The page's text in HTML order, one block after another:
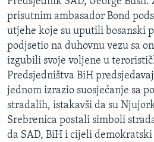
prisutnim ambasador Bond
utjehe koje su uputili bosanski
podjsetio na duhovnu vezu sa
izgubili svoje voljene u
Predsjedništva BiH
jednom izrazio suosjećanje sa
stradalih, istakavši da su
Srebrenica postali simboli
da SAD, BiH i cijeli